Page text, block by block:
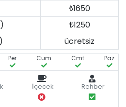
₺1650
₺1250
ücretsiz
Per Cum Cmt Paz
İçecek Rehber